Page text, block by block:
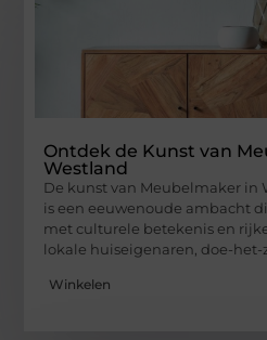
Ontdek de Kunst van
Westland
De kunst van Meubelmaker in
is een eeuwenoude ambacht
met culturele betekenis en
lokale huiseigenaren, doe-het-
Winkelen